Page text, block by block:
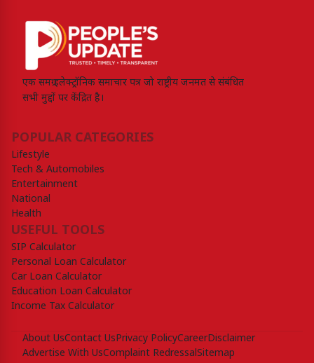
एक समग्र इलेक्ट्रॉनिक समाचार पत्र जो राष्ट्रीय जनमत से संबंधित
सभी मुद्दों पर केंद्रित है।
POPULAR CATEGORIES
Lifestyle
Tech & Automobiles
Entertainment
National
Health
USEFUL TOOLS
SIP Calculator
Personal Loan Calculator
Car Loan Calculator
Education Loan Calculator
Income Tax Calculator
About UsContact UsPrivacy PolicyCareerDisclaimer
Advertise With UsComplaint RedressalSitemap